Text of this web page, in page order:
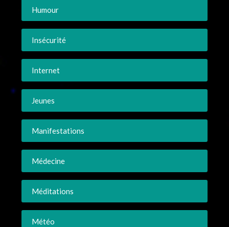
Humour
Insécurité
Internet
Jeunes
Manifestations
Médecine
Méditations
Météo